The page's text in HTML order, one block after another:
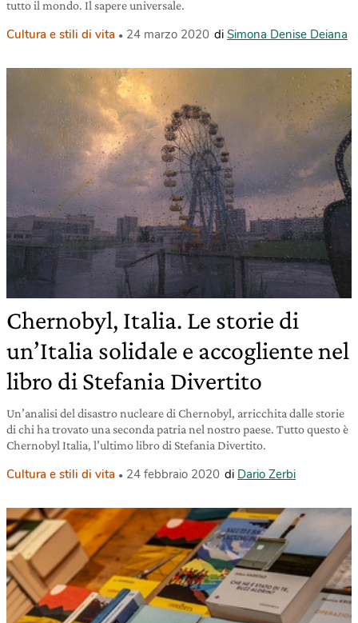
tutto il mondo. Il sapere universale.
Cultura e stili di vita 24 marzo 2020 di Simona Denise Deiana
Chernobyl, Italia. Le storie di
un’Italia solidale e accogliente nel
libro di Stefania Divertito
Un’analisi del disastro nucleare di Chernobyl, arricchita dalle storie
di chi ha trovato una seconda patria nel nostro paese. Tutto questo è
Chernobyl Italia, l’ultimo libro di Stefania Divertito.
Cultura e stili di vita 24 febbraio 2020 di Dario Zerbi